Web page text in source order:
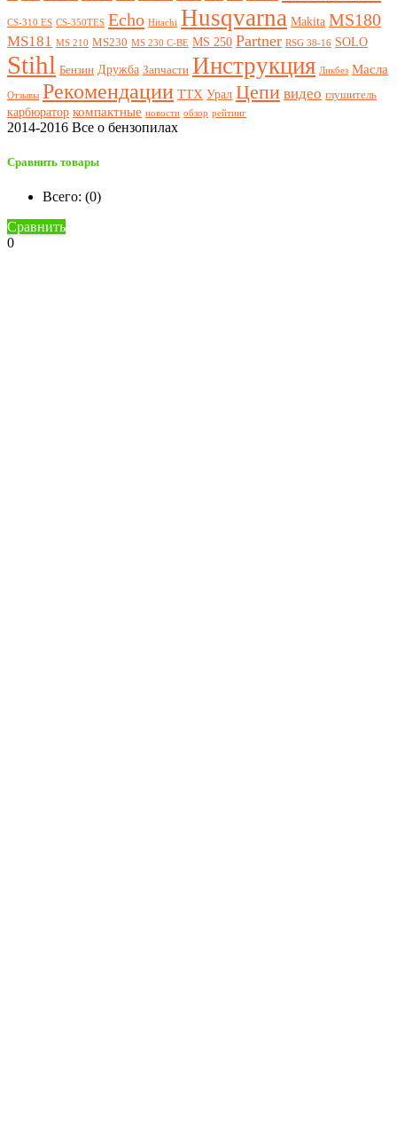
CS-310 ES CS-350TES Echo Hitachi Husqvarna Makita MS180
MS181 MS 210 MS230 MS 230 C-BE MS 250 Partner RSG 38-16 SOLO
Stihl Бензин Дружба Запчасти Инструкция Ликбез Масла
Отзывы Рекомендации ТТХ Урал Цепи видео глушитель
карбюратор компактные новости обзор рейтинг
2014-2016 Все о бензопилах
Сравнить товары
Всего: (0)
Сравнить
0